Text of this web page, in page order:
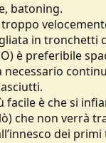
batoning.
in
è preferibile
è che si
che non verrà
dei